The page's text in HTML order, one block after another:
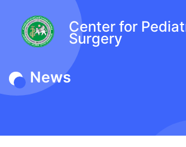
Center for
Surgery
News